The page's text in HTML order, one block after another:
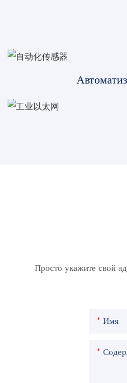
Просто укажите свой
Имя